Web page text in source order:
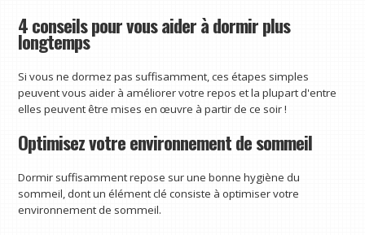
4 conseils pour vous aider à dormir plus
longtemps
Si vous ne dormez pas suffisamment, ces étapes simples
peuvent vous aider à améliorer votre repos et la plupart d'entre
elles peuvent être mises en œuvre à partir de ce soir !
Optimisez votre environnement de sommeil
Dormir suffisamment repose sur une bonne hygiène du
sommeil, dont un élément clé consiste à optimiser votre
environnement de sommeil.